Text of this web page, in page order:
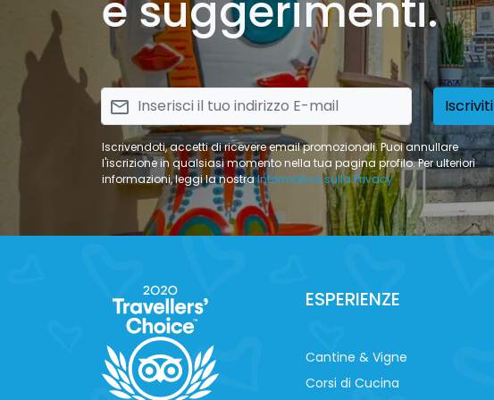
e suggerimenti.
email Iscriviti
Iscrivendoti, accetti di ricevere email promozionali. Puoi annullare
l'iscrizione in qualsiasi momento nella tua pagina profilo. Per ulteriori
informazioni, leggi la nostraInformativa sulla Privacy
ESPERIENZE
Cantine & Vigne
Corsi di Cucina